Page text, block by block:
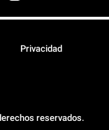
reservados.
Privacidad